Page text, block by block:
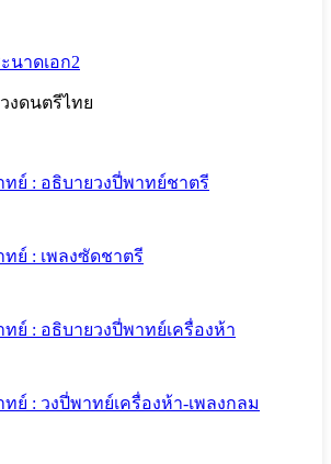
นาดเอก2
งดนตรีไทย
ทย์ : อธิบายวงปี่พาทย์ชาตรี
ทย์ : เพลงซัดชาตรี
ทย์ : อธิบายวงปี่พาทย์เครื่องห้า
ทย์ : วงปี่พาทย์เครื่องห้า-เพลงกลม